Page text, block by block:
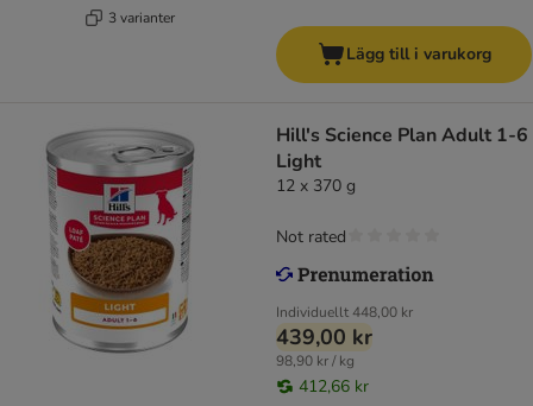
3 varianter
Lägg till i varukorg
Hill's Science Plan Adult 1-6
Light
12 x 370 g
Individuellt448,00 kr
439,00 kr
98,90 kr / kg
412,66 kr
Not rated